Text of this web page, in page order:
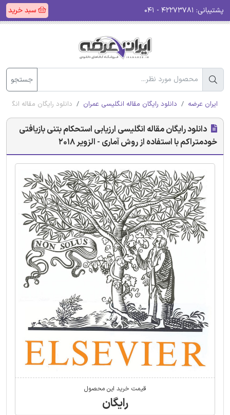
پشتیبانی: سبد خرید
جستجو
ایران عرضه دانلود رایگان مقاله انگلیسی عمران دانلود رایگان مقاله
دانلود رایگان مقاله انگلیسی ارزیابی استحکام بتنی بازیافتی
خودمتراکم با استفاده از روش آماری - الزویر 2018
قیمت خرید این محصول
رایگان